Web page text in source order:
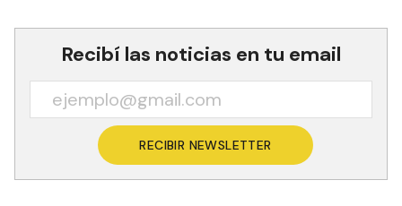
Recibí las noticias en tu email
RECIBIR NEWSLETTER